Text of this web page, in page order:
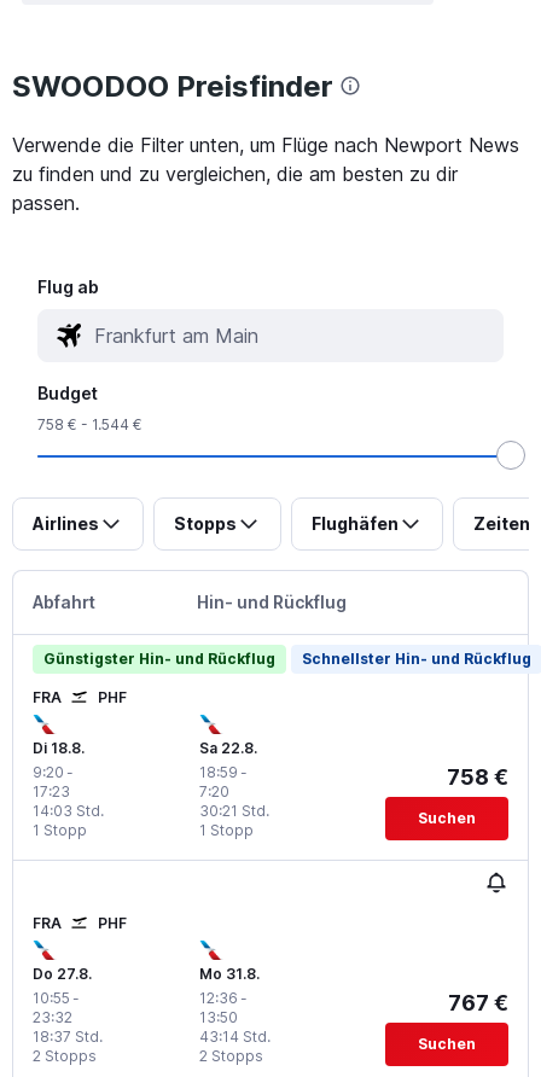
SWOODOO Preisfinder
Verwende die Filter unten, um Flüge nach Newport News
zu finden und zu vergleichen, die am besten zu dir
passen.
Flug ab
Budget
758 € - 1.544 €
Airlines Stopps Flughäfen Zeiten
Abfahrt Hin- und Rückflug
Günstigster Hin- und Rückflug Schnellster Hin- und Rückflug
FRA PHF
Di 18.8.
9:20 -
17:23
1 Stopp
14:03 Std.
Sa 22.8.
18:59 -
7:20
1 Stopp
30:21 Std.
758 €
Suchen
FRA PHF
Do 27.8.
10:55 -
23:32
2 Stopps
18:37 Std.
Mo 31.8.
12:36 -
13:50
2 Stopps
43:14 Std.
767 €
Suchen